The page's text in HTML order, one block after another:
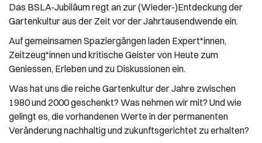
Das BSLA-Jubiläum regt an zur (Wieder-)Entdeckung der
Gartenkultur aus der Zeit vor der Jahrtausendwende ein.
Auf gemeinsamen Spaziergängen laden Expert*innen,
Zeitzeug*innen und kritische Geister von Heute zum
Geniessen, Erleben und zu Diskussionen ein.
Was hat uns die reiche Gartenkultur der Jahre zwischen
1980 und 2000 geschenkt? Was nehmen wir mit? Und wie
gelingt es, die vorhandenen Werte in der permanenten
Veränderung nachhaltig und zukunftsgerichtet zu erhalten?